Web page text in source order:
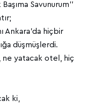
Savunurum’’
Ankara’da hiçbir
düşmüşlerdi.
ne yatacak otel, hiç
ki,